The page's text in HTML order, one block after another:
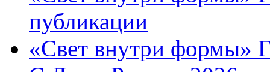
публикации
«Свет внутри формы»